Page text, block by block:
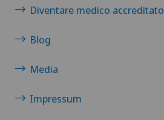
Diventare medico accreditato
Blog
Media
Impressum